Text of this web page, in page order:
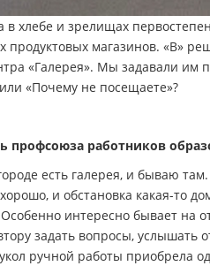
в хлебе и зрелищах
магазинов. «В»
«Галерея». Мы задавали им
«Почему не посещаете»?
профсоюза работников
есть галерея, и бываю там.
и обстановка какая-то
интересно бывает на
задать вопросы, услышать
ручной работы приобрела